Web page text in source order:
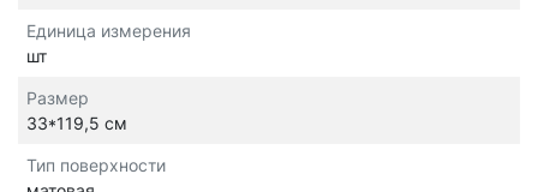
Единица измерения
шт
Размер
33*119,5 см
Тип поверхности